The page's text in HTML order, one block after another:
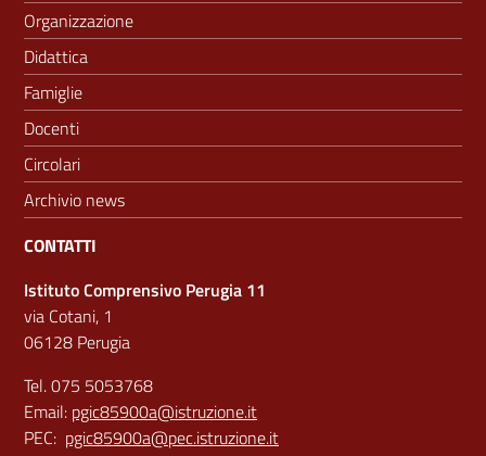
Organizzazione
Didattica
Famiglie
Docenti
Circolari
Archivio news
CONTATTI
Istituto Comprensivo Perugia 11
via Cotani, 1
06128 Perugia
Tel. 075 5053768
Email: pgic85900a@istruzione.it
PEC: pgic85900a@pec.istruzione.it